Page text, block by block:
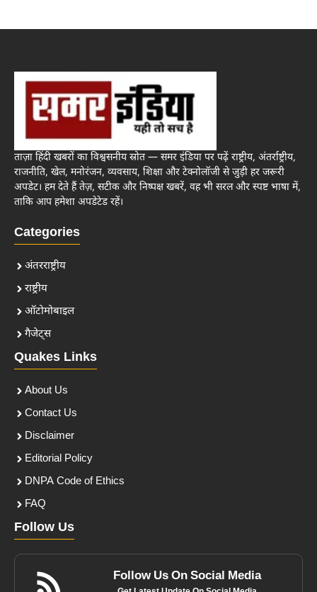
ताज़ा हिंदी खबरों का विश्वसनीय स्रोत — समर इंडिया पर पढ़ें राष्ट्रीय, अंतर्राष्ट्रीय,
राजनीति, खेल, मनोरंजन, व्यवसाय, शिक्षा और टेक्नोलॉजी से जुड़ी हर जरूरी
अपडेट। हम देते हैं तेज़, सटीक और निष्पक्ष खबरें, वह भी सरल और स्पष्ट भाषा में,
ताकि आप हमेशा अपडेटेड रहें।
Categories
अंतरराष्ट्रीय
राष्ट्रीय
ऑटोमोबाइल
गैजेट्स
Quakes Links
About Us
Contact Us
Disclaimer
Editorial Policy
DNPA Code of Ethics
FAQ
Follow Us
Follow Us On Social Media